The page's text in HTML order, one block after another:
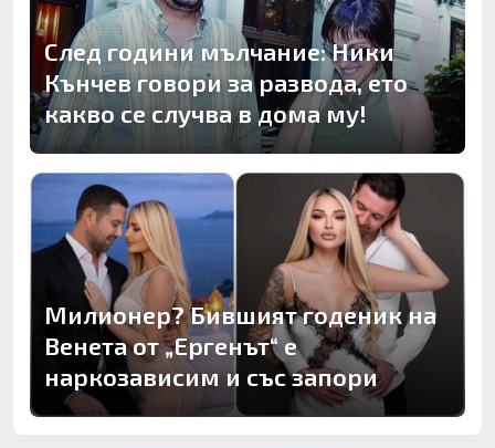
След години мълчание: Ники
Кънчев говори за развода, ето
какво се случва в дома му!
Милионер? Бившият годеник на
Венета от „Ергенът“ е
наркозависим и със запори